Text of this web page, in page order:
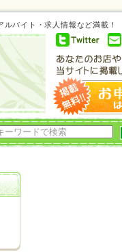
ルバイト・求人情報など満載！